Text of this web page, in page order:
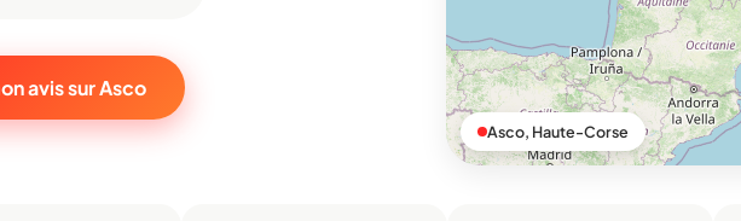
avis sur Asco
Asco, Haute-Corse